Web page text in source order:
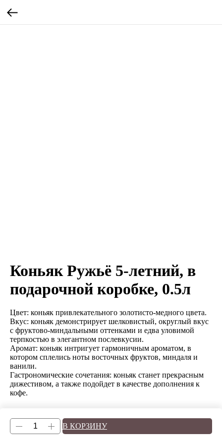
Коньяк Ружьё 5-летний, в
подарочной коробке, 0.5л
В КОРЗИНУ
Цвет: коньяк привлекательного золотисто-медного цвета.
Вкус: коньяк демонстрирует шелковистый, округлый вкус
с фруктово-миндальными оттенками и едва уловимой
терпкостью в элегантном послевкусии.
Аромат: коньяк интригует гармоничным ароматом, в
котором сплелись ноты восточных фруктов, миндаля и
ванили.
Гастрономические сочетания: коньяк станет прекрасным
дижестивом, а также подойдет в качестве дополнения к
кофе.